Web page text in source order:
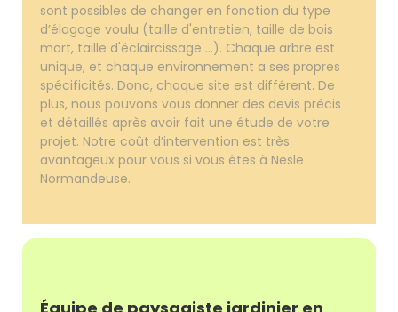
sont possibles de changer en fonction du type
d’élagage voulu (taille d'entretien, taille de bois
mort, taille d'éclaircissage ...). Chaque arbre est
unique, et chaque environnement a ses propres
spécificités. Donc, chaque site est différent. De
plus, nous pouvons vous donner des devis précis
et détaillés après avoir fait une étude de votre
projet. Notre coût d’intervention est très
avantageux pour vous si vous êtes à Nesle
Normandeuse.